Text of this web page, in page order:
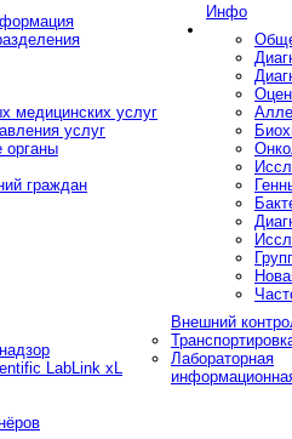
Инфо
медицинских услуг
услуг
органы
граждан
Внешний
LabLink xL
Лабораторная